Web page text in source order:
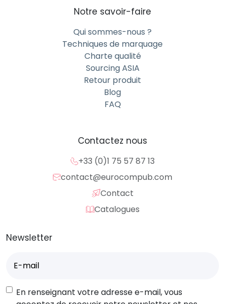
Notre savoir-faire
Qui sommes-nous ?
Techniques de marquage
Charte qualité
Sourcing ASIA
Retour produit
Blog
FAQ
Contactez nous
+33 (0)1 75 57 87 13
contact@eurocompub.com
Contact
Catalogues
Newsletter
mail(Nécessaire)
RGPD
En renseignant votre adresse e-mail, vous